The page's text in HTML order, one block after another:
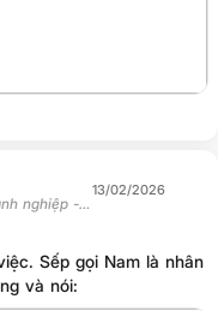
nghiệp -
13/02/2026
Sếp gọi Nam là nhân
và nói: